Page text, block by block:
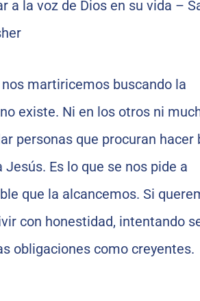
martiricemos buscando la
existe. Ni en los otros ni
personas que procuran hacer
Es lo que se nos pide a
que la alcancemos. Si
con honestidad, intentando
obligaciones como creyentes.